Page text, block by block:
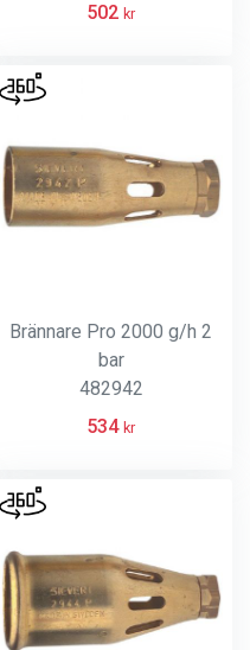
502 kr
Brännare Pro 2000 g/h 2
bar
482942
534 kr